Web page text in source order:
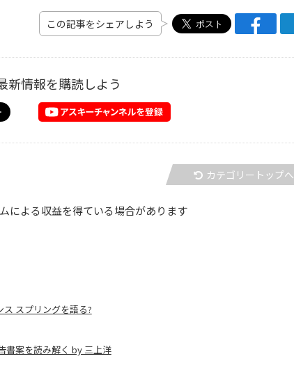
この記事をシェアしよう
新情報を購読しよう
カテゴリートップへ
による収益を得ている場合があります
スプリングを語る?
書案を読み解く by 三上洋